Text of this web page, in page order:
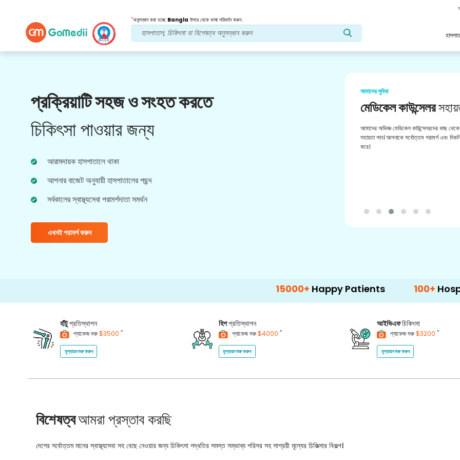
*অনুসন্ধান করা হচ্ছে Bangla উপরে থেকে ভাষা পরিবর্তন করুন.
প্রক্রিয়াটি সহজ ও সংহত করতে
চিকিৎসা পাওয়ার জন্য
আরামদায়ক হাসপাতালে থাকা
আপনার বাজেট অনুযায়ী হাসপাতালের পছন্দ
সর্বকালের স্বাস্থ্যসেবা পরামর্শদাতা সমর্থন
এখনই পরামর্শ করুন
আমাদের সুবিধা
পোস্ট চিকিত্সাঅনুসরণ যত্ন
আপনার সমস্যার সমাধান করার জন্য আমাদের দলের সাথে 24x7
চিকিৎসা এবং রোগীর সহায়তা পান। আপনার চিকিৎসার
আমাদের সুবিধা
মেডিকেল কাউন্সেলর
আমাদের অভিজ্ঞ মেডিকেল কাউন্সেলরদের কাছ থেকে
সহায়তা পান। আপনাকে সর্বোত্তম পরামর্শ এবং
করে।
Happy Patients 100+Hospitals &
হাঁটুপ্রতিস্থাপন
প্যাকেজ শুরু$3500 *
মূল্যায়ন শুরু করুন
হিপপ্রতিস্থাপন
প্যাকেজ শুরু$4000 *
মূল্যায়ন শুরু করুন
আইভিএফচিকিৎসা
প্যাকেজ শুরু$3200 *
মূল্যায়ন শুরু করুন
বিশেষত্বআমরা প্রস্তাব করছি
দেশের সর্বোত্তম মানের স্বাস্থ্যসেবা সহ বেছে নেওয়ার জন্য চিকিৎসা পদ্ধতির সমস্ত সম্ভাব্য পরিসর সহ সাশ্রয়ী মূল্যের চিকিত্সার বিকল্প।